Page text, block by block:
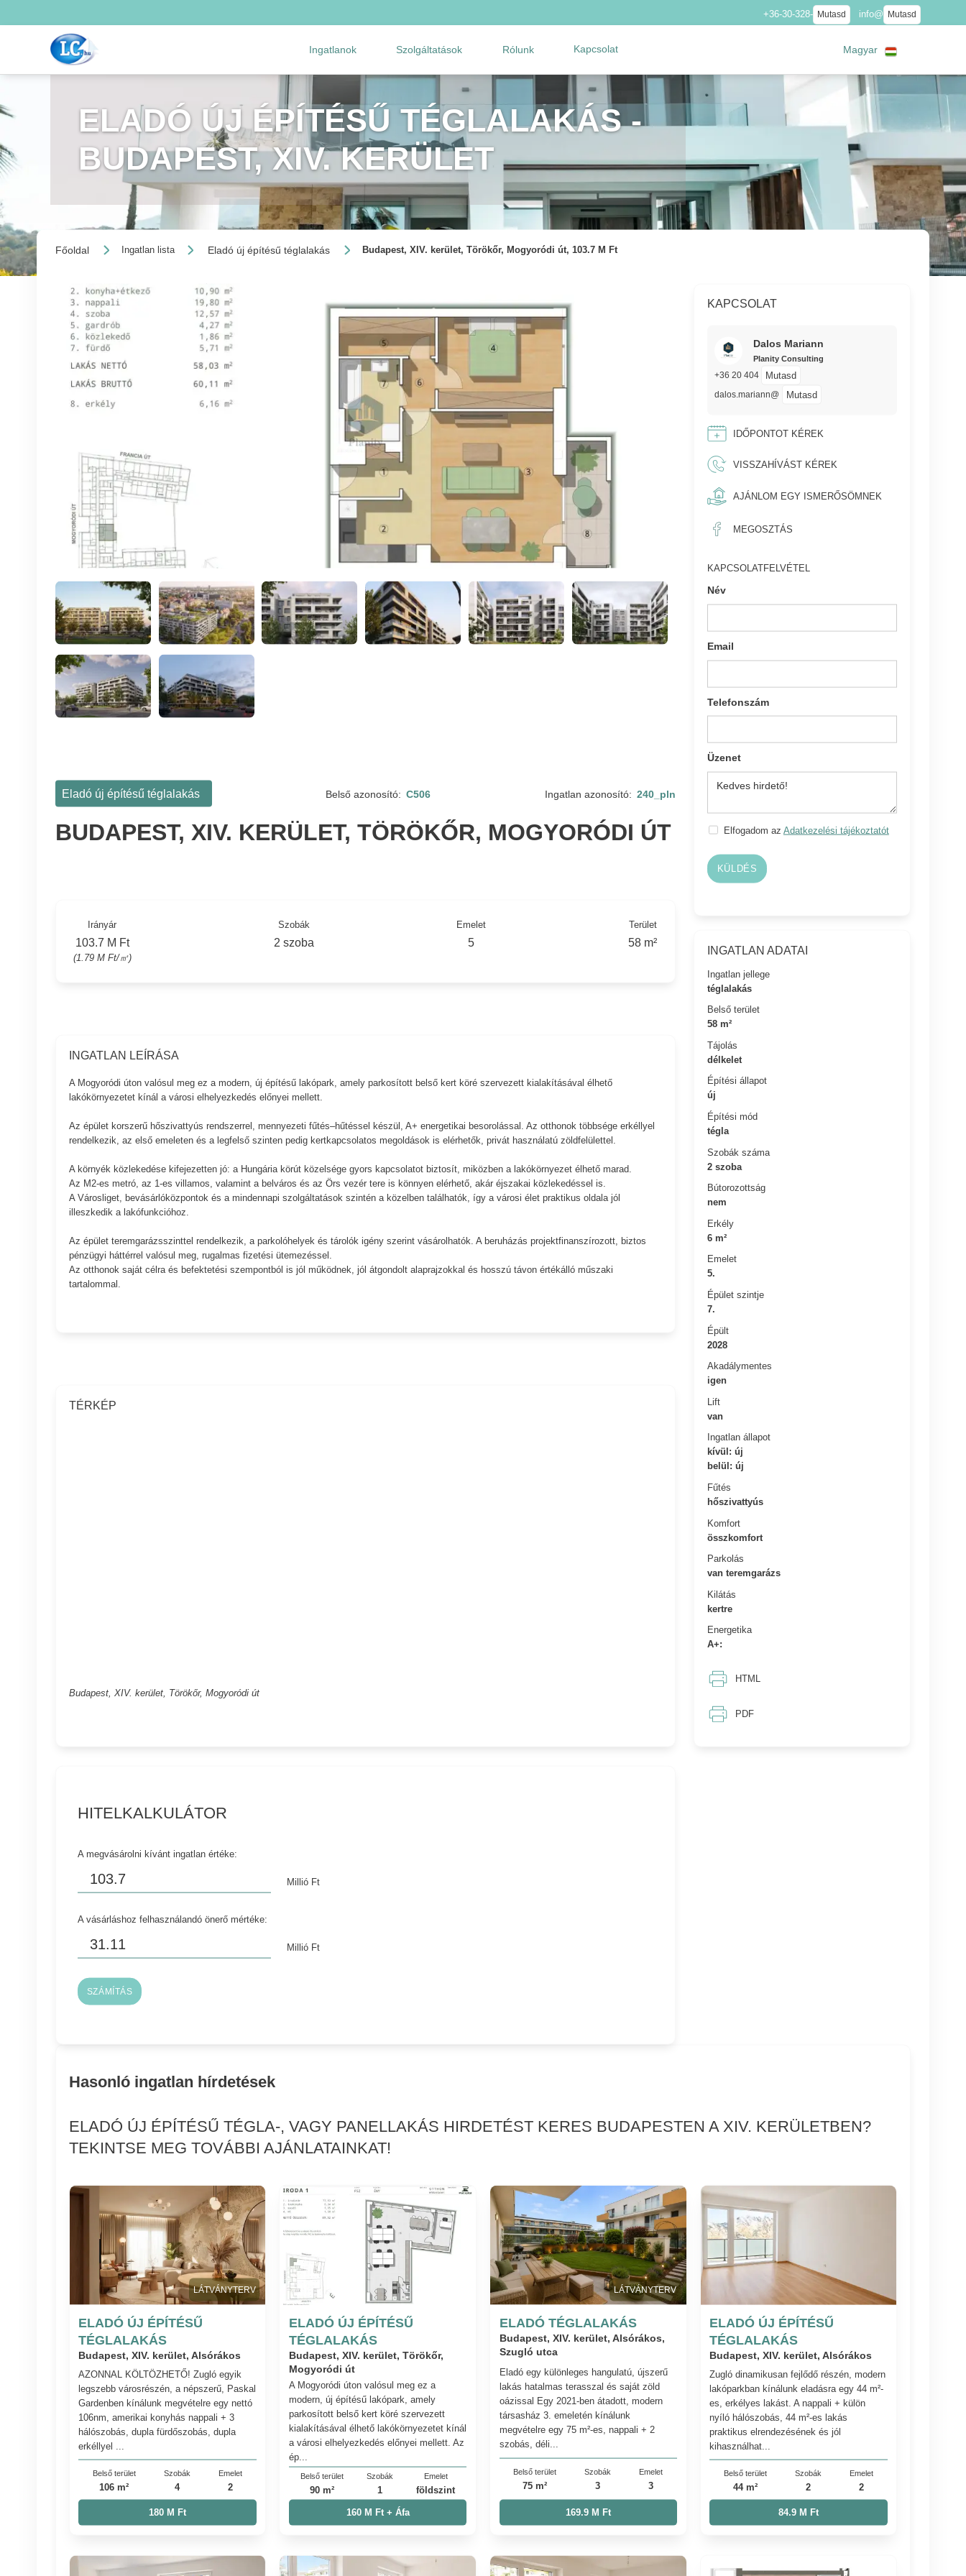
+36-30-328- Mutasd info@ Mutasd
Ingatlanok Szolgáltatások Rólunk Kapcsolat Magyar
ELADÓ ÚJ ÉPÍTÉSŰ TÉGLALAKÁS -
BUDAPEST, XIV. KERÜLET
Főoldal Ingatlan lista Eladó új építésű téglalakás Budapest, XIV. kerület, Törökőr, Mogyoródi út, 103.7 M Ft
KAPCSOLAT
Dalos Mariann
Planity Consulting
+36 20 404 Mutasd
dalos.mariann@ Mutasd
IDŐPONTOT KÉREK
VISSZAHÍVÁST KÉREK
AJÁNLOM EGY ISMERŐSÖMNEK
MEGOSZTÁS
KAPCSOLATFELVÉTEL
Név
Email
Telefonszám
Üzenet
Elfogadom az Adatkezelési tájékoztatót
KÜLDÉS
INGATLAN ADATAI
Ingatlan jellege
téglalakás
Belső terület
58 m²
Tájolás
délkelet
Építési állapot
új
Építési mód
tégla
Szobák száma
2 szoba
Bútorozottság
nem
Erkély
6 m²
Emelet
5.
Épület szintje
7.
Épült
2028
Akadálymentes
igen
Lift
van
Ingatlan állapot
kívül: új
belül: új
Fűtés
hőszivattyús
Komfort
összkomfort
Parkolás
van teremgarázs
Kilátás
kertre
Energetika
A+:
HTML
PDF
Eladó új építésű téglalakás Belső azonosító: C506 Ingatlan azonosító: 240_pln
BUDAPEST, XIV. KERÜLET, TÖRÖKŐR, MOGYORÓDI ÚT
Irányár
103.7 M Ft
(1.79 M Ft/㎡)
Szobák
2 szoba
Emelet
5
Terület
58 m²
INGATLAN LEÍRÁSA
A Mogyoródi úton valósul meg ez a modern, új építésű lakópark, amely parkosított belső kert köré szervezett kialakításával élhető
lakókörnyezetet kínál a városi elhelyezkedés előnyei mellett.
Az épület korszerű hőszivattyús rendszerrel, mennyezeti fűtés–hűtéssel készül, A+ energetikai besorolással. Az otthonok többsége erkéllyel
rendelkezik, az első emeleten és a legfelső szinten pedig kertkapcsolatos megoldások is elérhetők, privát használatú zöldfelülettel.
A környék közlekedése kifejezetten jó: a Hungária körút közelsége gyors kapcsolatot biztosít, miközben a lakókörnyezet élhető marad.
Az M2-es metró, az 1-es villamos, valamint a belváros és az Örs vezér tere is könnyen elérhető, akár éjszakai közlekedéssel is.
A Városliget, bevásárlóközpontok és a mindennapi szolgáltatások szintén a közelben találhatók, így a városi élet praktikus oldala jól
illeszkedik a lakófunkcióhoz.
Az épület teremgarázsszinttel rendelkezik, a parkolóhelyek és tárolók igény szerint vásárolhatók. A beruházás projektfinanszírozott, biztos
pénzügyi háttérrel valósul meg, rugalmas fizetési ütemezéssel.
Az otthonok saját célra és befektetési szempontból is jól működnek, jól átgondolt alaprajzokkal és hosszú távon értékálló műszaki
tartalommal.
TÉRKÉP
Budapest, XIV. kerület, Törökőr, Mogyoródi út
HITELKALKULÁTOR
A megvásárolni kívánt ingatlan értéke:
Millió Ft
A vásárláshoz felhasználandó önerő mértéke:
Millió Ft
SZÁMÍTÁS
Hasonló ingatlan hírdetések
ELADÓ ÚJ ÉPÍTÉSŰ TÉGLA-, VAGY PANELLAKÁS HIRDETÉST KERES BUDAPESTEN A XIV. KERÜLETBEN?
TEKINTSE MEG TOVÁBBI AJÁNLATAINKAT!
LÁTVÁNYTERV
ELADÓ ÚJ ÉPÍTÉSŰ
TÉGLALAKÁS
Budapest, XIV. kerület, Alsórákos
AZONNAL KÖLTÖZHETŐ! Zugló egyik
legszebb városrészén, a népszerű, Paskal
Gardenben kínálunk megvételre egy nettó
106nm, amerikai konyhás nappali + 3
hálószobás, dupla fürdőszobás, dupla
erkéllyel ...
Belső terület
106 m²
Szobák
4
Emelet
2
180 M Ft
ELADÓ ÚJ ÉPÍTÉSŰ
TÉGLALAKÁS
Budapest, XIV. kerület, Törökőr,
Mogyoródi út
A Mogyoródi úton valósul meg ez a
modern, új építésű lakópark, amely
parkosított belső kert köré szervezett
kialakításával élhető lakókörnyezetet kínál
a városi elhelyezkedés előnyei mellett. Az
ép...
Belső terület
90 m²
Szobák
1
Emelet
földszint
160 M Ft + Áfa
LÁTVÁNYTERV
ELADÓ TÉGLALAKÁS
Budapest, XIV. kerület, Alsórákos,
Szugló utca
Eladó egy különleges hangulatú, újszerű
lakás hatalmas terasszal és saját zöld
oázissal Egy 2021-ben átadott, modern
társasház 3. emeletén kínálunk
megvételre egy 75 m²-es, nappali + 2
szobás, déli...
Belső terület
75 m²
Szobák
3
Emelet
3
169.9 M Ft
ELADÓ ÚJ ÉPÍTÉSŰ
TÉGLALAKÁS
Budapest, XIV. kerület, Alsórákos
Zugló dinamikusan fejlődő részén, modern
lakóparkban kínálunk eladásra egy 44 m²-
es, erkélyes lakást. A nappali + külön
nyíló hálószobás, 44 m²-es lakás
praktikus elrendezésének és jól
kihasználhat...
Belső terület
44 m²
Szobák
2
Emelet
2
84.9 M Ft